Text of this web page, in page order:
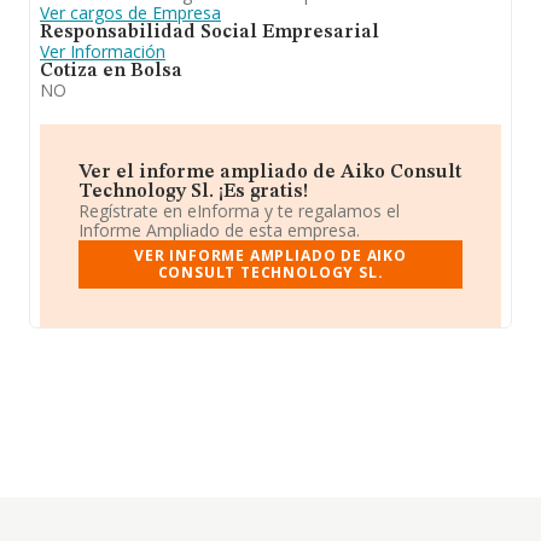
Ver cargos de Empresa
Responsabilidad Social Empresarial
Ver Información
Cotiza en Bolsa
NO
Ver el informe ampliado de Aiko Consult
Technology Sl. ¡Es gratis!
Regístrate en eInforma y te regalamos el
Informe Ampliado de esta empresa.
VER INFORME AMPLIADO DE AIKO
CONSULT TECHNOLOGY SL.